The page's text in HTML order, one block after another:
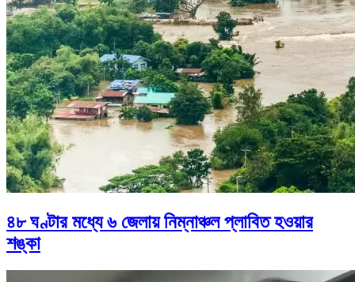
৪৮ ঘণ্টার মধ্যে ৬ জেলায় নিম্নাঞ্চল প্লাবিত হওয়ার
শঙ্কা